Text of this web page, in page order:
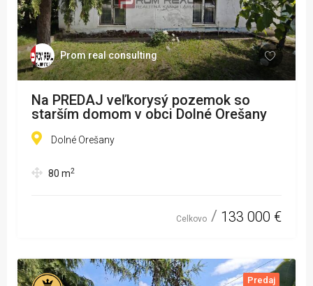
Prom real consulting
Na PREDAJ veľkorysý pozemok so
starším domom v obci Dolné Orešany
Dolné Orešany
80 m2
Celkovo 133 000 €
Predaj